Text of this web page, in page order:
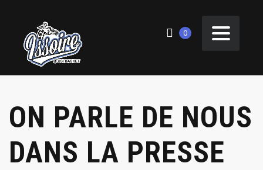
0
ON PARLE DE NOUS
DANS LA PRESSE